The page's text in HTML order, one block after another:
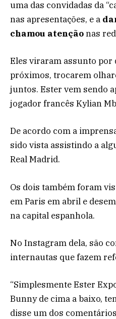
uma das convidadas da
nas apresentações, e a
chamou atençãonas
Eles viraram assunto por
próximos, trocarem
juntos. Ester vem sendo
jogador francês Kylian
De acordo com a
sido vista assistindo a
Real Madrid.
Os dois também foram
em Paris em abril e
na capital espanhola.
No Instagram dela, são
internautas que fazem
“Simplesmente Ester
Bunny de cima a baixo,
disse um dos